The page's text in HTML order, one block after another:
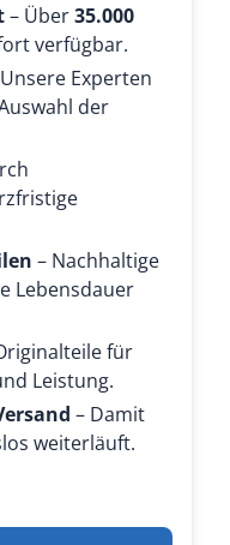
– Über35.000
verfügbar.
Experten
der
– Nachhaltige
Lebensdauer
für
Leistung.
– Damit
weiterläuft.